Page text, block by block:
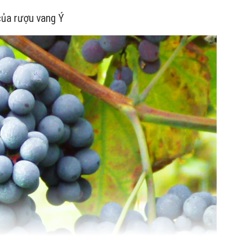
rượu vang Ý